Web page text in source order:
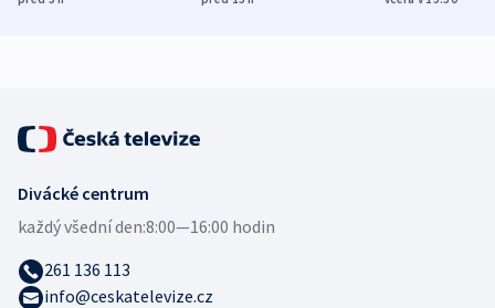
Divácké centrum
každý všední den:8:00—16:00 hodin
261 136 113
info@ceskatelevize.cz